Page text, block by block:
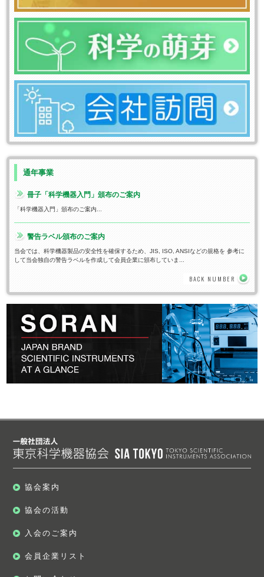
通年事業
冊子「科学機器入門」頒布のご案内
「科学機器入門」頒布のご案内...
警告ラベル頒布のご案内
当会では、科学機器製品の安全性を確保するため、JIS, ISO, ANSIなどの規格を 参考に
して当会独自の警告ラベルを作成して会員企業に頒布していま...
BACK NUMBER
協会案内
協会の活動
入会のご案内
会員企業リスト